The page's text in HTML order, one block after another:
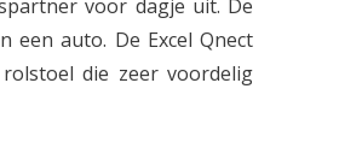
voor dagje uit. De
een auto. De Excel Qnect
die zeer voordelig